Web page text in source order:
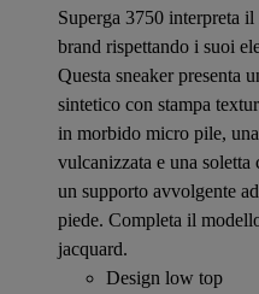
Superga 3750 interpreta
brand rispettando i suoi
Questa sneaker presenta
sintetico con stampa
in morbido micro pile,
vulcanizzata e una
un supporto avvolgente
piede. Completa il
jacquard.
Design low top